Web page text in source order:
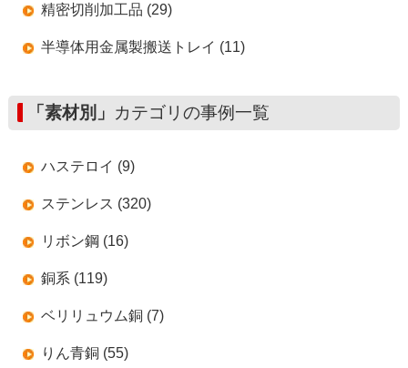
精密切削加工品 (29)
半導体用金属製搬送トレイ (11)
「素材別」 カテゴリの事例一覧
ハステロイ (9)
ステンレス (320)
リボン鋼 (16)
銅系 (119)
ベリリュウム銅 (7)
りん青銅 (55)